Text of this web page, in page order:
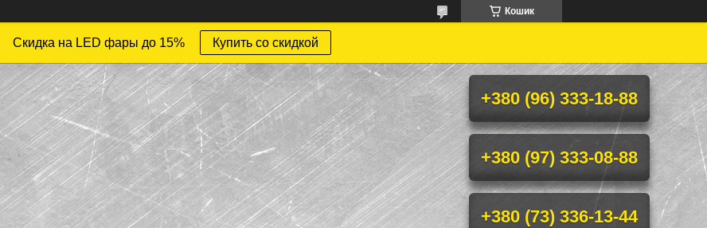
Кошик
Скидка на LED фары до 15% Купить со скидкой
+380 (96) 333-18-88
+380 (97) 333-08-88
+380 (73) 336-13-44